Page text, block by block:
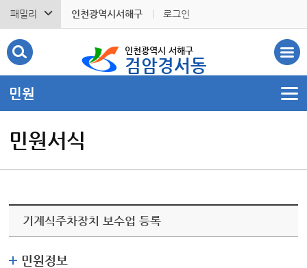
패밀리 인천광역시서해구 로그인
인천광역시 서해구
검암경서동
민원
민원서식
기계식주차장치 보수업 등록
민원정보